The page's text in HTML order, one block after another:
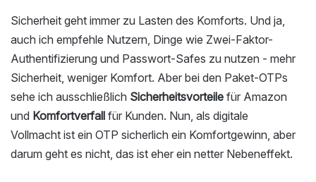
Sicherheit geht immer zu Lasten des Komforts. Und ja,
auch ich empfehle Nutzern, Dinge wie Zwei-Faktor-
Authentifizierung und Passwort-Safes zu nutzen - mehr
Sicherheit, weniger Komfort. Aber bei den Paket-OTPs
sehe ich ausschließlich Sicherheitsvorteile für Amazon
und Komfortverfall für Kunden. Nun, als digitale
Vollmacht ist ein OTP sicherlich ein Komfortgewinn, aber
darum geht es nicht, das ist eher ein netter Nebeneffekt.